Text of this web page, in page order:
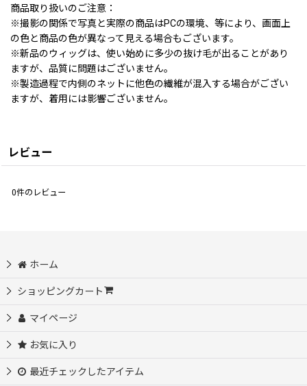
商品取り扱いのご注意：
※撮影の関係で写真と実際の商品はPCの環境、等により、画面上
の色と商品の色が異なって見える場合もございます。
※新品のウィッグは、使い始めに多少の抜け毛が出ることがあり
ますが、品質に問題はございません。
※製造過程で内側のネットに他色の繊維が混入する場合がござい
ますが、着用には影響ございません。
レビュー
0件のレビュー
ホーム
ショッピングカート
マイページ
お気に入り
最近チェックしたアイテム